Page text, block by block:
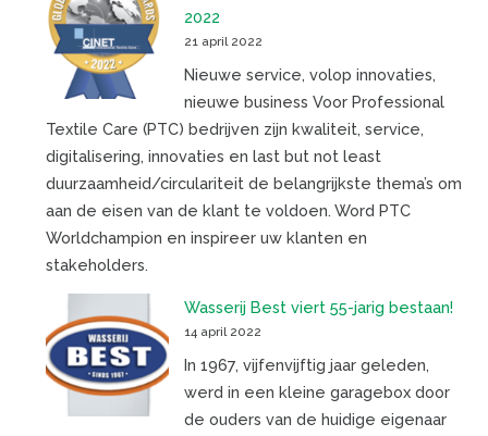
2022
21 april 2022
Nieuwe service, volop innovaties,
nieuwe business Voor Professional
Textile Care (PTC) bedrijven zijn kwaliteit, service,
digitalisering, innovaties en last but not least
duurzaamheid/circulariteit de belangrijkste thema’s om
aan de eisen van de klant te voldoen. Word PTC
Worldchampion en inspireer uw klanten en
stakeholders.
Wasserij Best viert 55-jarig bestaan!
14 april 2022
In 1967, vijfenvijftig jaar geleden,
werd in een kleine garagebox door
de ouders van de huidige eigenaar